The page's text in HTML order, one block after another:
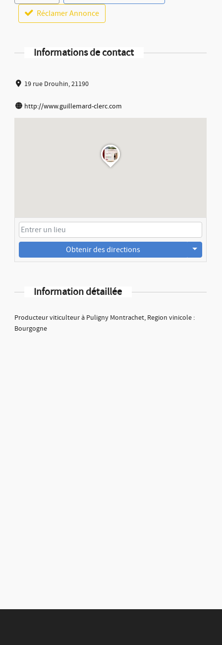
Réclamer Annonce
Informations de contact
19 rue Drouhin, 21190
http://www.guillemard-clerc.com
Obtenir des directions
Information détaillée
Producteur viticulteur à Puligny Montrachet, Region vinicole :
Bourgogne